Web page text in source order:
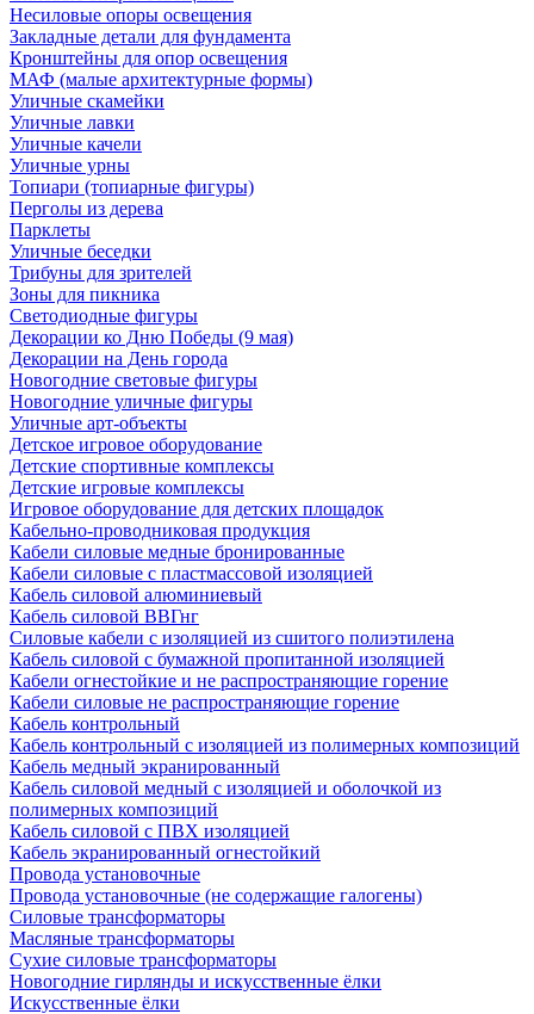
Несиловые опоры освещения
Закладные детали для фундамента
Кронштейны для опор освещения
МАФ (малые архитектурные формы)
Уличные скамейки
Уличные лавки
Уличные качели
Уличные урны
Топиари (топиарные фигуры)
Перголы из дерева
Парклеты
Уличные беседки
Трибуны для зрителей
Зоны для пикника
Светодиодные фигуры
Декорации ко Дню Победы (9 мая)
Декорации на День города
Новогодние световые фигуры
Новогодние уличные фигуры
Уличные арт-объекты
Детское игровое оборудование
Детские спортивные комплексы
Детские игровые комплексы
Игровое оборудование для детских площадок
Кабельно-проводниковая продукция
Кабели силовые медные бронированные
Кабели силовые с пластмассовой изоляцией
Кабель силовой алюминиевый
Кабель силовой ВВГнг
Силовые кабели с изоляцией из сшитого полиэтилена
Кабель силовой с бумажной пропитанной изоляцией
Кабели огнестойкие и не распространяющие горение
Кабели силовые не распространяющие горение
Кабель контрольный
Кабель контрольный с изоляцией из полимерных композиций
Кабель медный экранированный
Кабель силовой медный с изоляцией и оболочкой из
полимерных композиций
Кабель силовой с ПВХ изоляцией
Кабель экранированный огнестойкий
Провода установочные
Провода установочные (не содержащие галогены)
Силовые трансформаторы
Масляные трансформаторы
Сухие силовые трансформаторы
Новогодние гирлянды и искусственные ёлки
Искусственные ёлки